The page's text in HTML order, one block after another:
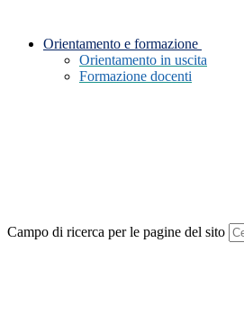
Orientamento e formazione
Orientamento in uscita
Formazione docenti
Campo di ricerca per le pagine del sito